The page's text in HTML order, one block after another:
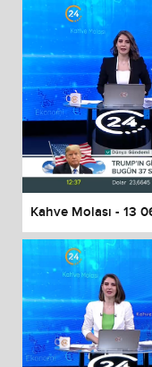
Kahve Molası - 13